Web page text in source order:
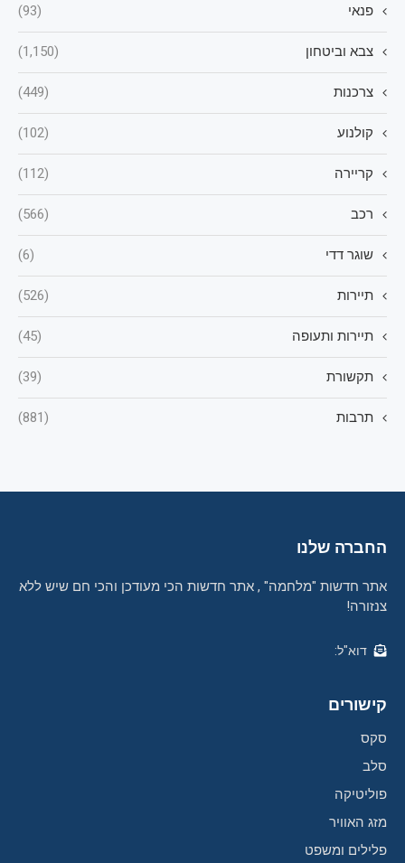
פנאי (93)
צבא וביטחון (1,150)
צרכנות (449)
קולנוע (102)
קריירה (112)
רכב (566)
שוגר דדי (6)
תיירות (526)
תיירות ותעופה (45)
תקשורת (39)
תרבות (881)
החברה שלנו
אתר חדשות "מלחמה" , אתר חדשות הכי מעודכן והכי חם שיש ללא
צנזורה!
דוא"ל:
קישורים
סקס
סלב
פוליטיקה
מזג האוויר
פלילים ומשפט